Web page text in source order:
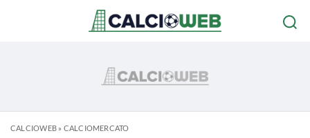
CALCIOWEB» CALCIOMERCATO